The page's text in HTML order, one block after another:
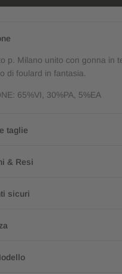
p. Milano unito con gonna in
di foulard in fantasia.
65%VI, 30%PA, 5%EA
taglie
& Resi
sicuri